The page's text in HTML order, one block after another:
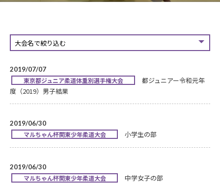
2019/07/07
東京都ジュニア柔道体重別選手権大会
都ジュニアー令和元年
度（2019）男子結果
2019/06/30
マルちゃん杯関東少年柔道大会 小学生の部
2019/06/30
マルちゃん杯関東少年柔道大会 中学女子の部